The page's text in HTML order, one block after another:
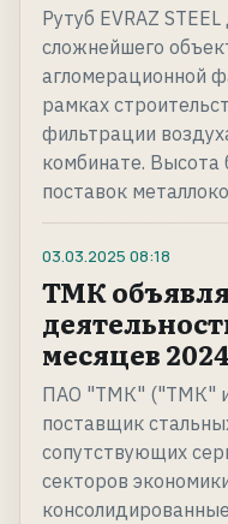
Рутуб EVRAZ
сложнейшего
агломерационной
рамках
фильтрации
комбинате.
поставок
03.03.2025 08:18
ТМК
месяцев
ПAO "ТМК" ("ТМК"
поставщик
сопутствующих
секторов